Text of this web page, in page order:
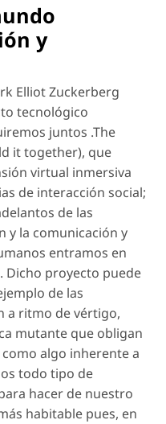
y
Elliot Zuckerberg
tecnológico
juntos .The
it together), que
virtual inmersiva
de interacción social;
de las
y la comunicación y
entramos en
Dicho proyecto puede
de las
a ritmo de vértigo,
mutante que obligan
algo inherente a
todo tipo de
hacer de nuestro
habitable pues, en